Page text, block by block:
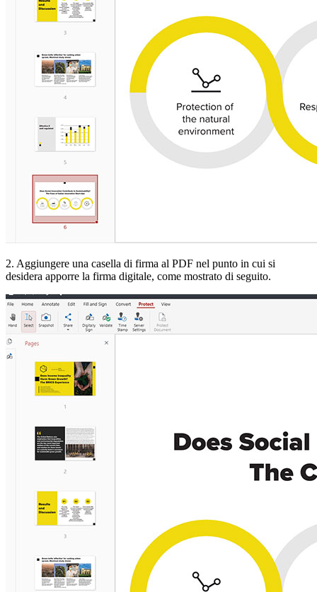
2. Aggiungere una casella di firma al PDF nel punto in cui si
desidera apporre la firma digitale, come mostrato di seguito.